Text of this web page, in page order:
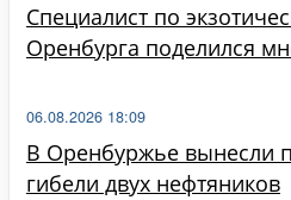
Специалист по
Оренбурга поделился
В Оренбуржье вынесли
гибели двух нефтяников
06.08.2026 18:09